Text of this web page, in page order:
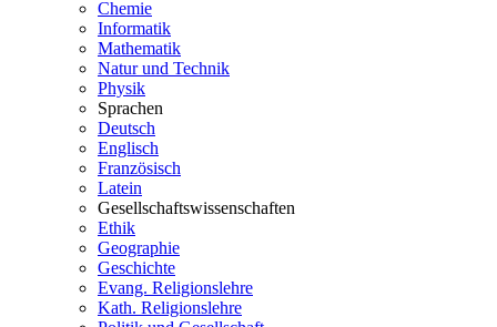
Chemie
Informatik
Mathematik
Natur und Technik
Physik
Sprachen
Deutsch
Englisch
Französisch
Latein
Gesellschaftswissenschaften
Ethik
Geographie
Geschichte
Evang. Religionslehre
Kath. Religionslehre